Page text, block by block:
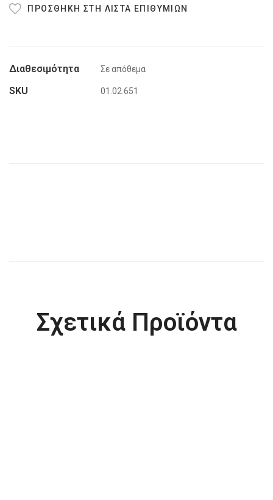
ΠΡΟΣΘΉΚΗ ΣΤΗ ΛΊΣΤΑ ΕΠΙΘΥΜΙΏΝ
Σε απόθεμα
SKU 01.02.651
Σχετικά Προϊόντα